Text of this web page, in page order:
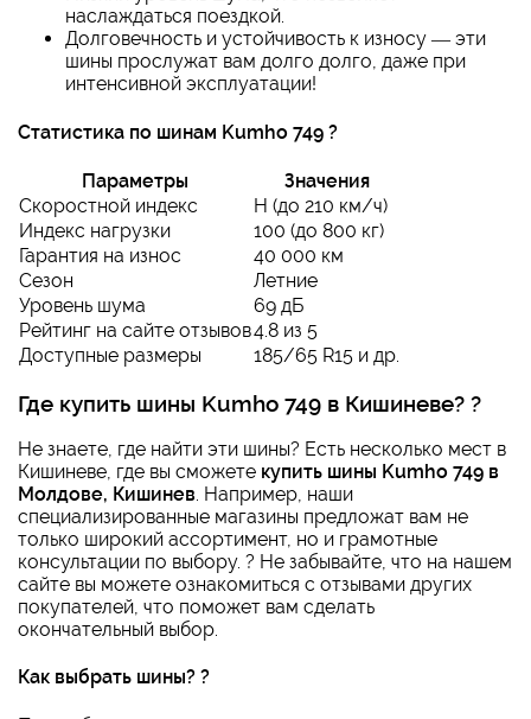
наслаждаться поездкой.
Долговечность и устойчивость к износу — эти
шины прослужат вам долго долго, даже при
интенсивной эксплуатации!
Статистика по шинам Kumho 749 ?
Параметры
Значения
Скоростной индекс
H (до 210 км/ч)
Индекс нагрузки
100 (до 800 кг)
Гарантия на износ
40 000 км
Сезон
Летние
Уровень шума
69 дБ
Рейтинг на сайте отзывов4.8 из 5
Доступные размеры
185/65 R15 и др.
Где купить шины Kumho 749 в Кишиневе? ?
Не знаете, где найти эти шины? Есть несколько мест в
Кишиневе, где вы сможете купить шины Kumho 749 в
Молдове, Кишинев. Например, наши
специализированные магазины предложат вам не
только широкий ассортимент, но и грамотные
консультации по выбору. ? Не забывайте, что на нашем
сайте вы можете ознакомиться с отзывами других
покупателей, что поможет вам сделать
окончательный выбор.
Как выбрать шины? ?